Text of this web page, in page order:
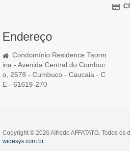
Endereço
Condomínio Residence Taorm
ina - Avenida Central do Cumbuc
o, 2578 - Cumbuco - Caucaia - C
E - 61619-270
Copyright © 2026 Alfredo AFFATATO. Todos os
widesys.com.br.